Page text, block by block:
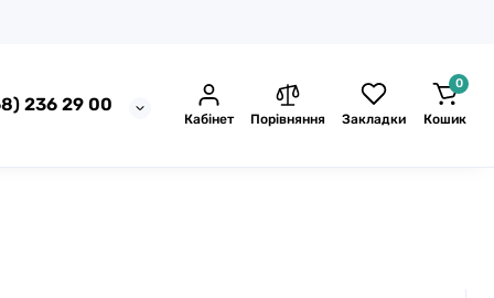
236 29 00
Кабінет Порівняння Закладки
0
Кошик